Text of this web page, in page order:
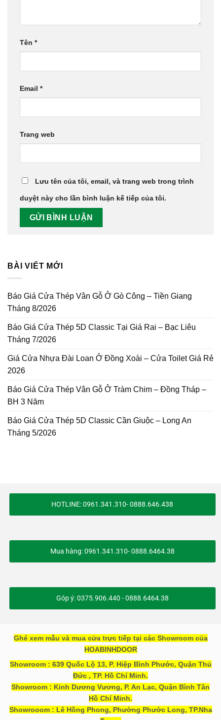
Tên *
Email *
Trang web
Lưu tên của tôi, email, và trang web trong trình
duyệt này cho lần bình luận kế tiếp của tôi.
BÀI VIẾT MỚI
Báo Giá Cửa Thép Vân Gỗ Ở Gò Công – Tiền Giang
Tháng 8/2026
Báo Giá Cửa Thép 5D Classic Tại Giá Rai – Bạc Liêu
Tháng 7/2026
Giá Cửa Nhựa Đài Loan Ở Đồng Xoài – Cửa Toilet Giá Rẻ
2026
Báo Giá Cửa Thép Vân Gỗ Ở Tràm Chim – Đồng Tháp –
BH 3 Năm
Báo Giá Cửa Thép 5D Classic Cần Giuộc – Long An
Tháng 5/2026
HOTLINE: 0961.341.310- 0888.646.438
Mua hàng: 0961.341.310- 0888.6464.38
Góp ý: 0375.906.440 - 0888.6464.38
Ghé xem mẫu và mua cửa trực tiếp tại các Showroom của
HOABINHDOOR
Showroom : 639 Quốc Lộ 13, P. Hiệp Bình Phước, Quận Thủ
Đức , TP. Hồ Chí Minh.
Showroom : Kinh Dương Vương, P. An Lạc, Quận Bình Tân
Hồ Chí Minh.
Showrooom : Lê Hồng Phong, Phường Phước Long, TP.Nha